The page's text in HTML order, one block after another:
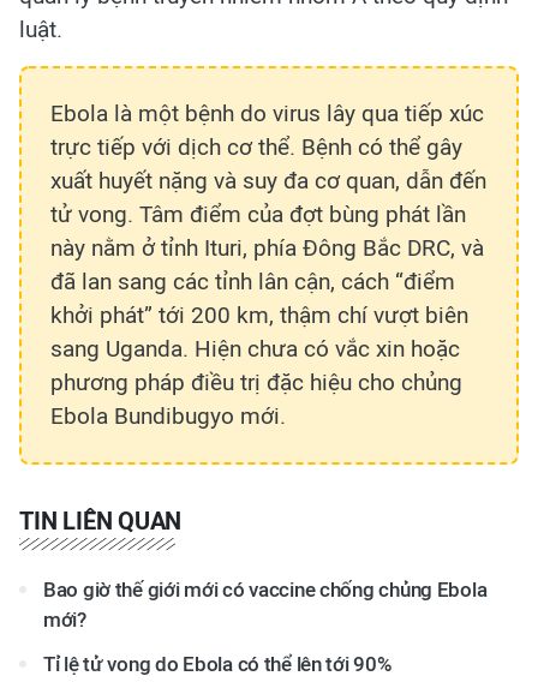
luật.
Ebola là một bệnh do virus lây qua tiếp xúc
trực tiếp với dịch cơ thể. Bệnh có thể gây
xuất huyết nặng và suy đa cơ quan, dẫn đến
tử vong. Tâm điểm của đợt bùng phát lần
này nằm ở tỉnh Ituri, phía Đông Bắc DRC, và
đã lan sang các tỉnh lân cận, cách “điểm
khởi phát” tới 200 km, thậm chí vượt biên
sang Uganda. Hiện chưa có vắc xin hoặc
phương pháp điều trị đặc hiệu cho chủng
Ebola Bundibugyo mới.
TIN LIÊN QUAN
Bao giờ thế giới mới có vaccine chống chủng Ebola
mới?
Tỉ lệ tử vong do Ebola có thể lên tới 90%